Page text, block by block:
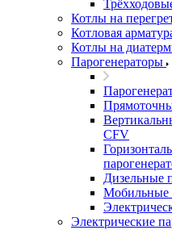
Котлы на
Котловая
Котлы на
Парогенераторы
CFV
Дизельные
Мобильные
Электрические